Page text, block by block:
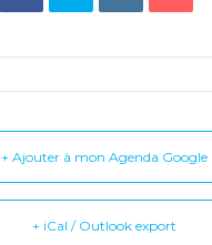
+ Ajouter à mon Agenda Google
+ iCal / Outlook export